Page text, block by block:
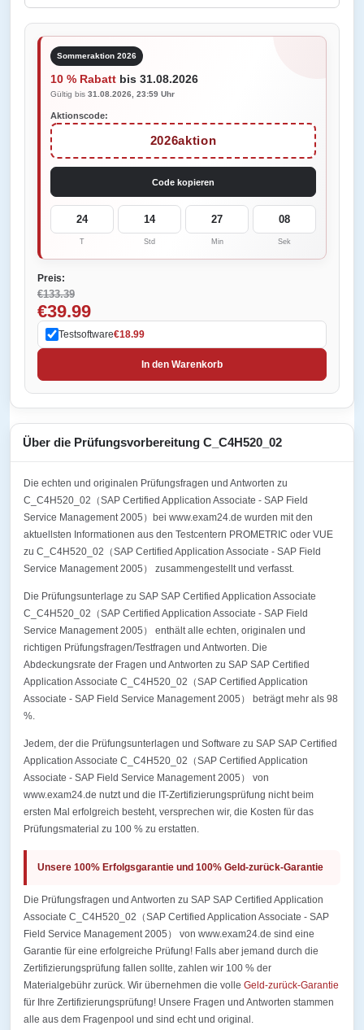
Sommeraktion 2026
10 % Rabatt bis 31.08.2026
Gültig bis 31.08.2026, 23:59 Uhr
Aktionscode:
2026aktion
Code kopieren
24
T
14
Std
27
Min
08
Sek
Preis:
€133.39
€39.99
Testsoftware€18.99
In den Warenkorb
Über die Prüfungsvorbereitung C_C4H520_02
Die echten und originalen Prüfungsfragen und Antworten zu
C_C4H520_02（SAP Certified Application Associate - SAP Field
Service Management 2005）bei www.exam24.de wurden mit den
aktuellsten Informationen aus den Testcentern PROMETRIC oder VUE
zu C_C4H520_02（SAP Certified Application Associate - SAP Field
Service Management 2005） zusammengestellt und verfasst.
Die Prüfungsunterlage zu SAP SAP Certified Application Associate
C_C4H520_02（SAP Certified Application Associate - SAP Field
Service Management 2005） enthält alle echten, originalen und
richtigen Prüfungsfragen/Testfragen und Antworten. Die
Abdeckungsrate der Fragen und Antworten zu SAP SAP Certified
Application Associate C_C4H520_02（SAP Certified Application
Associate - SAP Field Service Management 2005） beträgt mehr als 98
%.
Jedem, der die Prüfungsunterlagen und Software zu SAP SAP Certified
Application Associate C_C4H520_02（SAP Certified Application
Associate - SAP Field Service Management 2005） von
www.exam24.de nutzt und die IT-Zertifizierungsprüfung nicht beim
ersten Mal erfolgreich besteht, versprechen wir, die Kosten für das
Prüfungsmaterial zu 100 % zu erstatten.
Unsere 100% Erfolgsgarantie und 100% Geld-zurück-Garantie
Die Prüfungsfragen und Antworten zu SAP SAP Certified Application
Associate C_C4H520_02（SAP Certified Application Associate - SAP
Field Service Management 2005） von www.exam24.de sind eine
Garantie für eine erfolgreiche Prüfung! Falls aber jemand durch die
Zertifizierungsprüfung fallen sollte, zahlen wir 100 % der
Materialgebühr zurück. Wir übernehmen die volle Geld-zurück-Garantie
für Ihre Zertifizierungsprüfung! Unsere Fragen und Antworten stammen
alle aus dem Fragenpool und sind echt und original.